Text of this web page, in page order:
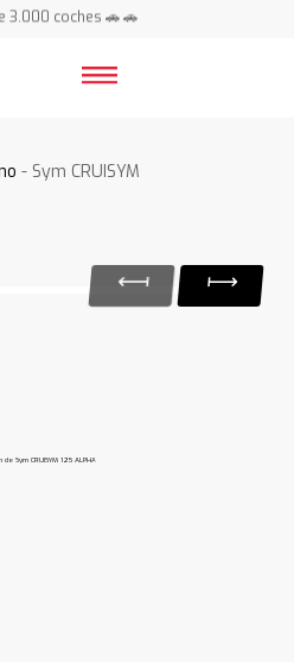
3.000 coches 🚗 🚗
- Sym CRUISYM